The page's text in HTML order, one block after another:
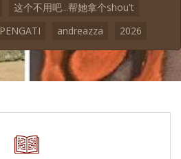
这个不用吧...帮她拿个shou't
PENGATI andreazza 2026